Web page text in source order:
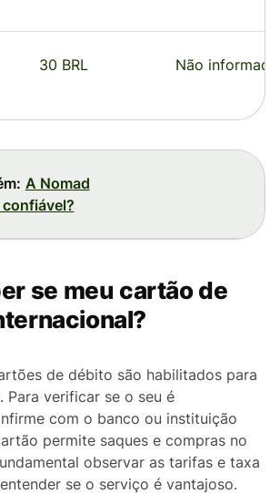
30 BRL Não informado
A Nomad
confiável?
se meu cartão de
de débito são habilitados para
Para verificar se o seu é
com o banco ou instituição
permite saques e compras no
observar as tarifas e taxa
se o serviço é vantajoso.